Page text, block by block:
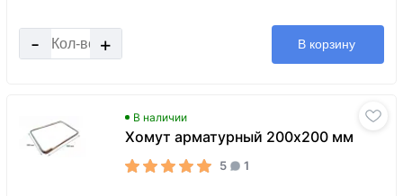
- + В корзину
В наличии
Хомут арматурный 200x200 мм
5 1